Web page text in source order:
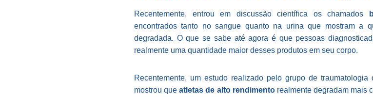
Recentemente, entrou em discussão científica os chamados
encontrados tanto no sangue quanto na urina que mostram a
degradada. O que se sabe até agora é que pessoas
realmente uma quantidade maior desses produtos em seu corpo.
Recentemente, um estudo realizado pelo grupo de
mostrou queatletas de alto rendimentorealmente degradam mais